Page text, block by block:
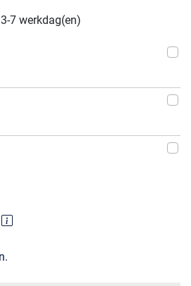
7 werkdag(en)